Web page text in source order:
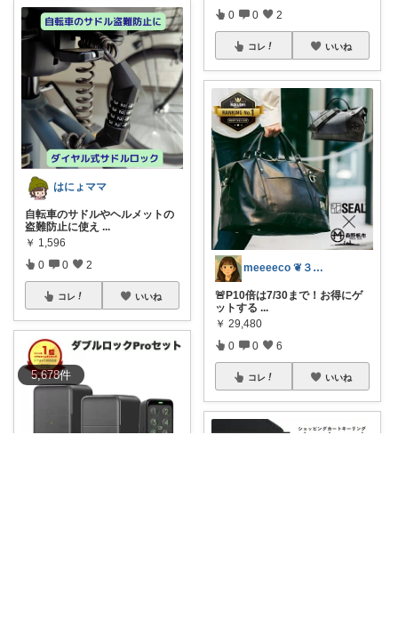
5,678件
はにょママ
自転車のサドルやヘルメットの
盗難防止に使え ...
￥ 1,596
0 0 2
コレ いいね
0 0 2
コレ いいね
meeeeco ❦３児ママ ❦
🚨P10倍は7/30まで！お得にゲ
ットする ...
￥ 29,480
0 0 6
コレ いいね